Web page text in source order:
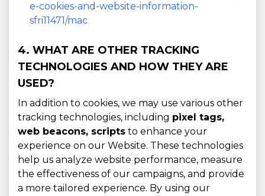
e-cookies-and-website-information-
sfri11471/mac
4. WHAT ARE OTHER TRACKING
TECHNOLOGIES AND HOW THEY ARE
USED?
In addition to cookies, we may use various other
tracking technologies, including pixel tags,
web beacons, scripts to enhance your
experience on our Website. These technologies
help us analyze website performance, measure
the effectiveness of our campaigns, and provide
a more tailored experience. By using our